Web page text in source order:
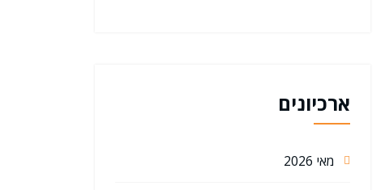
ארכיונים
מאי 2026